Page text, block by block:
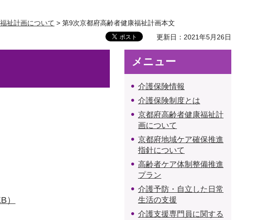
祉計画について > 第9次京都府高齢者健康福祉計画本文
更新日：2021年5月26日
）
メニュー
介護保険情報
介護保険制度とは
京都府高齢者健康福祉計
画について
京都府地域ケア確保推進
指針について
高齢者ケア体制整備推進
プラン
介護予防・自立した日常
生活の支援
介護支援専門員に関する